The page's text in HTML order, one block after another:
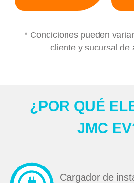
* Condiciones pueden
cliente y sucursal de
¿POR QUÉ
JMC
Cargador de